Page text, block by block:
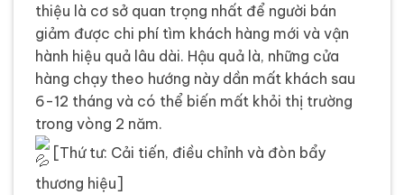
thiệu là cơ sở quan trọng nhất để người bán
giảm được chi phí tìm khách hàng mới và vận
hành hiệu quả lâu dài. Hậu quả là, những cửa
hàng chạy theo hướng này dần mất khách sau
6-12 tháng và có thể biến mất khỏi thị trường
trong vòng 2 năm.
[Thứ tư: Cải tiến, điều chỉnh và đòn bẩy
thương hiệu]